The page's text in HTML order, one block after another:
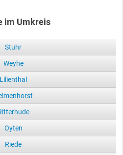
im Umkreis
Stuhr
Weyhe
Lilienthal
Oyten
Riede